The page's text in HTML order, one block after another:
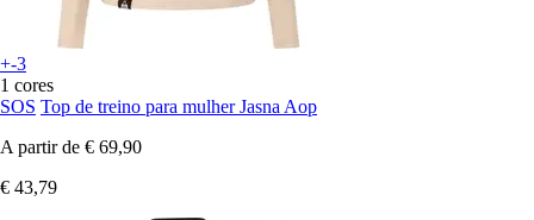
+-3
1 cores
SOS Top de treino para mulher Jasna Aop
A partir de € 69,90
€ 43,79